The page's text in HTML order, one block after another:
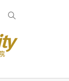
搜